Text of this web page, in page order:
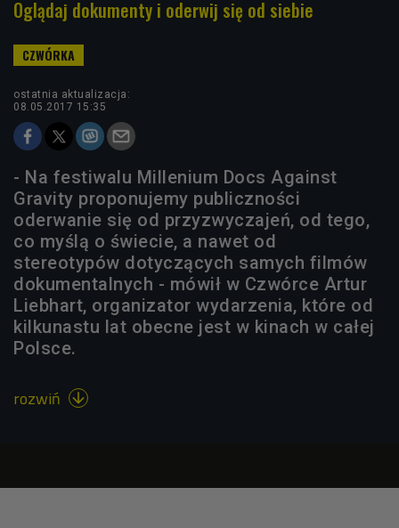
Oglądaj dokumenty i oderwij się od siebie
ostatnia aktualizacja:
08.05.2017 15:35
- Na festiwalu Millenium Docs Against
Gravity proponujemy publiczności
oderwanie się od przyzwyczajeń, od tego,
co myślą o świecie, a nawet od
stereotypów dotyczących samych filmów
dokumentalnych - mówił w Czwórce Artur
Liebhart, organizator wydarzenia, które od
kilkunastu lat obecne jest w kinach w całej
Polsce.
rozwiń 